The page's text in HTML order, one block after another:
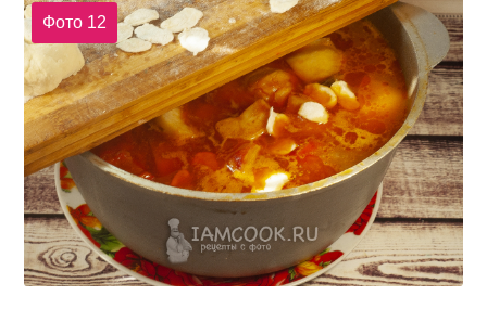
Фото 12